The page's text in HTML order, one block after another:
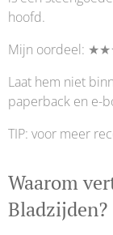
hoofd.
Mijn oordeel:
Laat hem niet
paperback en e-
TIP: voor meer
Waarom
Bladzijden?